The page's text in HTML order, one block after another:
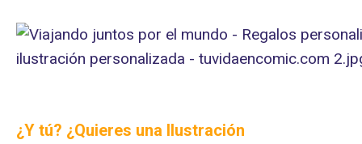
¿Y tú? ¿Quieres una Ilustración